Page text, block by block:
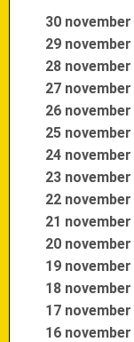
30
29
28
27
26
25
24
23
22
21
20
19
18
17
16